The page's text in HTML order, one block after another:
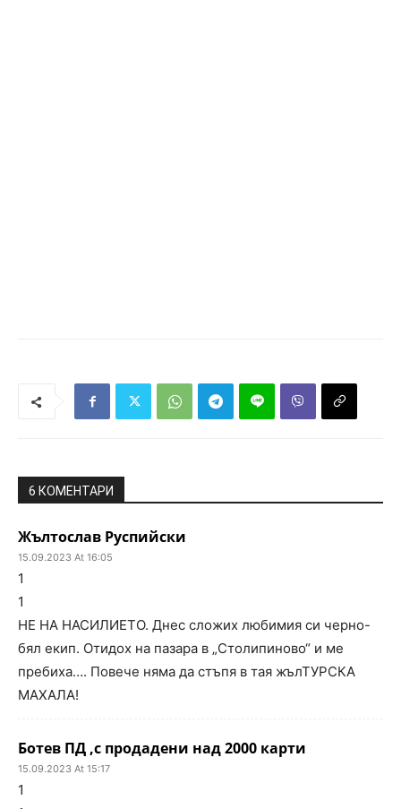
6 КОМЕНТАРИ
Жълтослав Руспийски
15.09.2023 At 16:05
1
1
НЕ НА НАСИЛИЕТО. Днес сложих любимия си черно-
бял екип. Отидох на пазара в „Столипиново“ и ме
пребиха…. Повече няма да стъпя в тая жълТУРСКА
МАХАЛА!
Ботев ПД ,с продадени над 2000 карти
15.09.2023 At 15:17
1